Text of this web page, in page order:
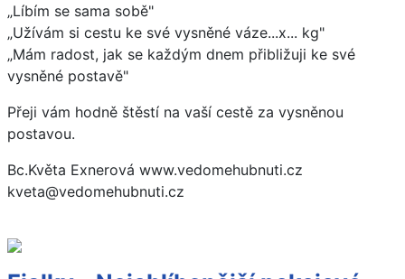
„Líbím se sama sobě"
„Užívám si cestu ke své vysněné váze...x... kg"
„Mám radost, jak se každým dnem přibližuji ke své
vysněné postavě"
Přeji vám hodně štěstí na vaší cestě za vysněnou
postavou.
Bc.Květa Exnerová www.vedomehubnuti.cz
kveta@vedomehubnuti.cz